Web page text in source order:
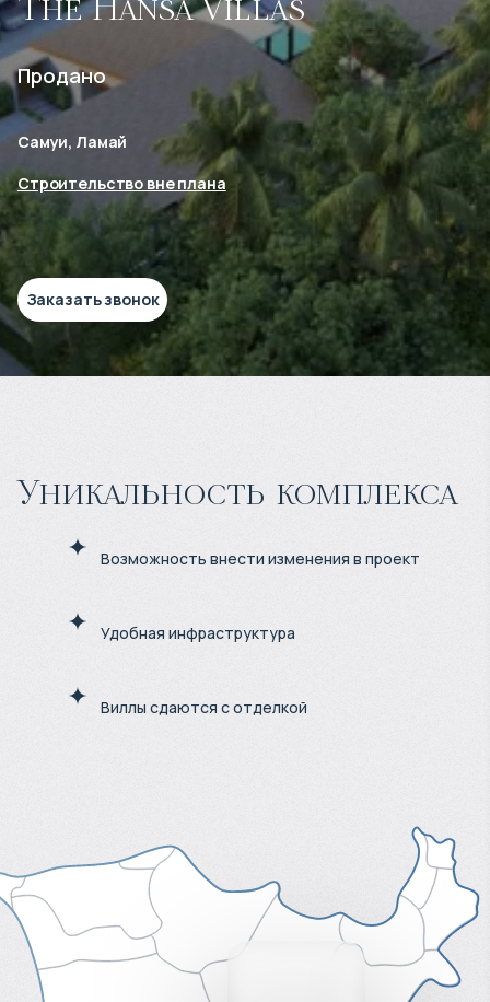
Продано
Самуи, Ламай
Строительство вне плана
Заказать звонок
Уникальность комплекса
Возможность внести изменения в проект
Удобная инфраструктура
Виллы сдаются с отделкой